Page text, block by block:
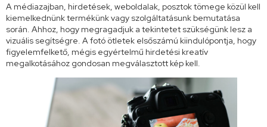
A médiazajban, hirdetések, weboldalak, posztok tömege közül kell
kiemelkednünk termékünk vagy szolgáltatásunk bemutatása
során. Ahhoz, hogy megragadjuk a tekintetet szükségünk lesz a
vizuális segítségre. A fotó ötletek elsőszámú kiindulópontja, hogy
figyelemfelkető, mégis egyértelmű hirdetési kreatív
megalkotásához gondosan megválasztott kép kell.